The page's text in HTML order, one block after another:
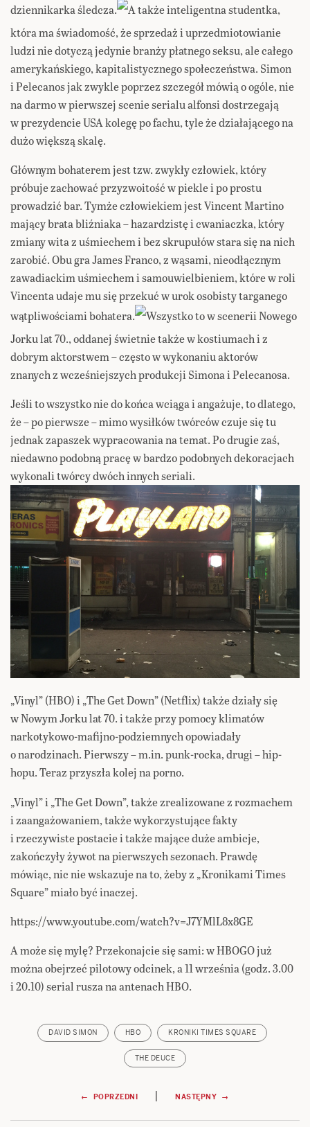
dziennikarka śledcza.
A także inteligentna studentka,
która ma świadomość, że sprzedaż i uprzedmiotowianie
ludzi nie dotyczą jedynie branży płatnego seksu, ale całego
amerykańskiego, kapitalistycznego społeczeństwa. Simon
i Pelecanos jak zwykle poprzez szczegół mówią o ogóle, nie
na darmo w pierwszej scenie serialu alfonsi dostrzegają
w prezydencie USA kolegę po fachu, tyle że działającego na
dużo większą skalę.
Głównym bohaterem jest tzw. zwykły człowiek, który
próbuje zachować przyzwoitość w piekle i po prostu
prowadzić bar. Tymże człowiekiem jest Vincent Martino
mający brata bliźniaka – hazardzistę i cwaniaczka, który
zmiany wita z uśmiechem i bez skrupułów stara się na nich
zarobić. Obu gra James Franco, z wąsami, nieodłącznym
zawadiackim uśmiechem i samouwielbieniem, które w roli
Vincenta udaje mu się przekuć w urok osobisty targanego
wątpliwościami bohatera.
Wszystko to w scenerii Nowego
Jorku lat 70., oddanej świetnie także w kostiumach i z
dobrym aktorstwem – często w wykonaniu aktorów
znanych z wcześniejszych produkcji Simona i Pelecanosa.
Jeśli to wszystko nie do końca wciąga i angażuje, to dlatego,
że – po pierwsze – mimo wysiłków twórców czuje się tu
jednak zapaszek wypracowania na temat. Po drugie zaś,
niedawno podobną pracę w bardzo podobnych dekoracjach
wykonali twórcy dwóch innych seriali.
„Vinyl” (HBO) i „The Get Down” (Netflix) także działy się
w Nowym Jorku lat 70. i także przy pomocy klimatów
narkotykowo-mafijno-podziemnych opowiadały
o narodzinach. Pierwszy – m.in. punk-rocka, drugi – hip-
hopu. Teraz przyszła kolej na porno.
„Vinyl” i „The Get Down”, także zrealizowane z rozmachem
i zaangażowaniem, także wykorzystujące fakty
i rzeczywiste postacie i także mające duże ambicje,
zakończyły żywot na pierwszych sezonach. Prawdę
mówiąc, nic nie wskazuje na to, żeby z „Kronikami Times
Square” miało być inaczej.
https://www.youtube.com/watch?v=J7YMlL8x8GE
A może się mylę? Przekonajcie się sami: w HBOGO już
można obejrzeć pilotowy odcinek, a 11 września (godz. 3.00
i 20.10) serial rusza na antenach HBO.
DAVID SIMON HBO KRONIKI TIMES SQUARE
THE DEUCE
Nawigacja← POPRZEDNI | NASTĘPNY →